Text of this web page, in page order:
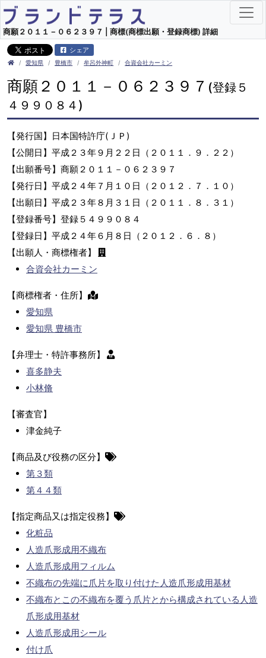
商願２０１１－０６２３９７ | 商標(商標出願・登録商標) 詳細
シェア
愛知県 豊橋市 牟呂外神町 合資会社カーミン
商願２０１１－０６２３９７ (登録５
４９９０８４)
【発行国】日本国特許庁(ＪＰ)
【公開日】平成２３年９月２２日（２０１１．９．２２）
【出願番号】商願２０１１－０６２３９７
【発行日】平成２４年７月１０日（２０１２．７．１０）
【出願日】平成２３年８月３１日（２０１１．８．３１）
【登録番号】登録５４９９０８４
【登録日】平成２４年６月８日（２０１２．６．８）
【出願人・商標権者】
合資会社カーミン
【商標権者・住所】
愛知県
愛知県 豊橋市
【弁理士・特許事務所】
喜多静夫
小林脩
【審査官】
津金純子
【商品及び役務の区分】
第３類
第４４類
【指定商品又は指定役務】
化粧品
人造爪形成用不織布
人造爪形成用フィルム
不織布の先端に爪片を取り付けた人造爪形成用基材
不織布とこの不織布を覆う爪片とから構成されている人造
爪形成用基材
人造爪形成用シール
付け爪